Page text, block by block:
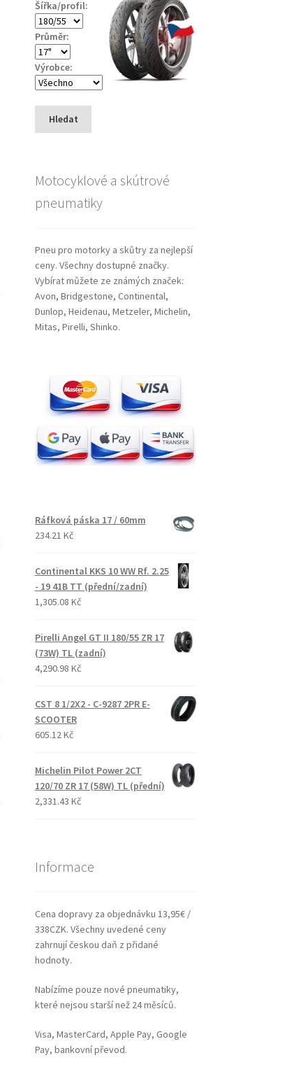
Šířka/profil:
Průměr:
Výrobce:
Hledat
Motocyklové a skútrové
pneumatiky
Pneu pro motorky a skůtry za nejlepší
ceny. Všechny dostupné značky.
Vybírat můžete ze známých značek:
Avon, Bridgestone, Continental,
Dunlop, Heidenau, Metzeler, Michelin,
Mitas, Pirelli, Shinko.
Ráfková páska 17 / 60mm
234.21 Kč
Continental KKS 10 WW Rf. 2.25
- 19 41B TT (přední/zadní)
1,305.08 Kč
Pirelli Angel GT II 180/55 ZR 17
(73W) TL (zadní)
4,290.98 Kč
CST 8 1/2X2 - C-9287 2PR E-
SCOOTER
605.12 Kč
Michelin Pilot Power 2CT
120/70 ZR 17 (58W) TL (přední)
2,331.43 Kč
Informace
Cena dopravy za objednávku 13,95€ /
338CZK. Všechny uvedené ceny
zahrnují českou daň z přidané
hodnoty.
Nabízíme pouze nové pneumatiky,
které nejsou starší než 24 měsíců.
Visa, MasterCard, Apple Pay, Google
Pay, bankovní převod.